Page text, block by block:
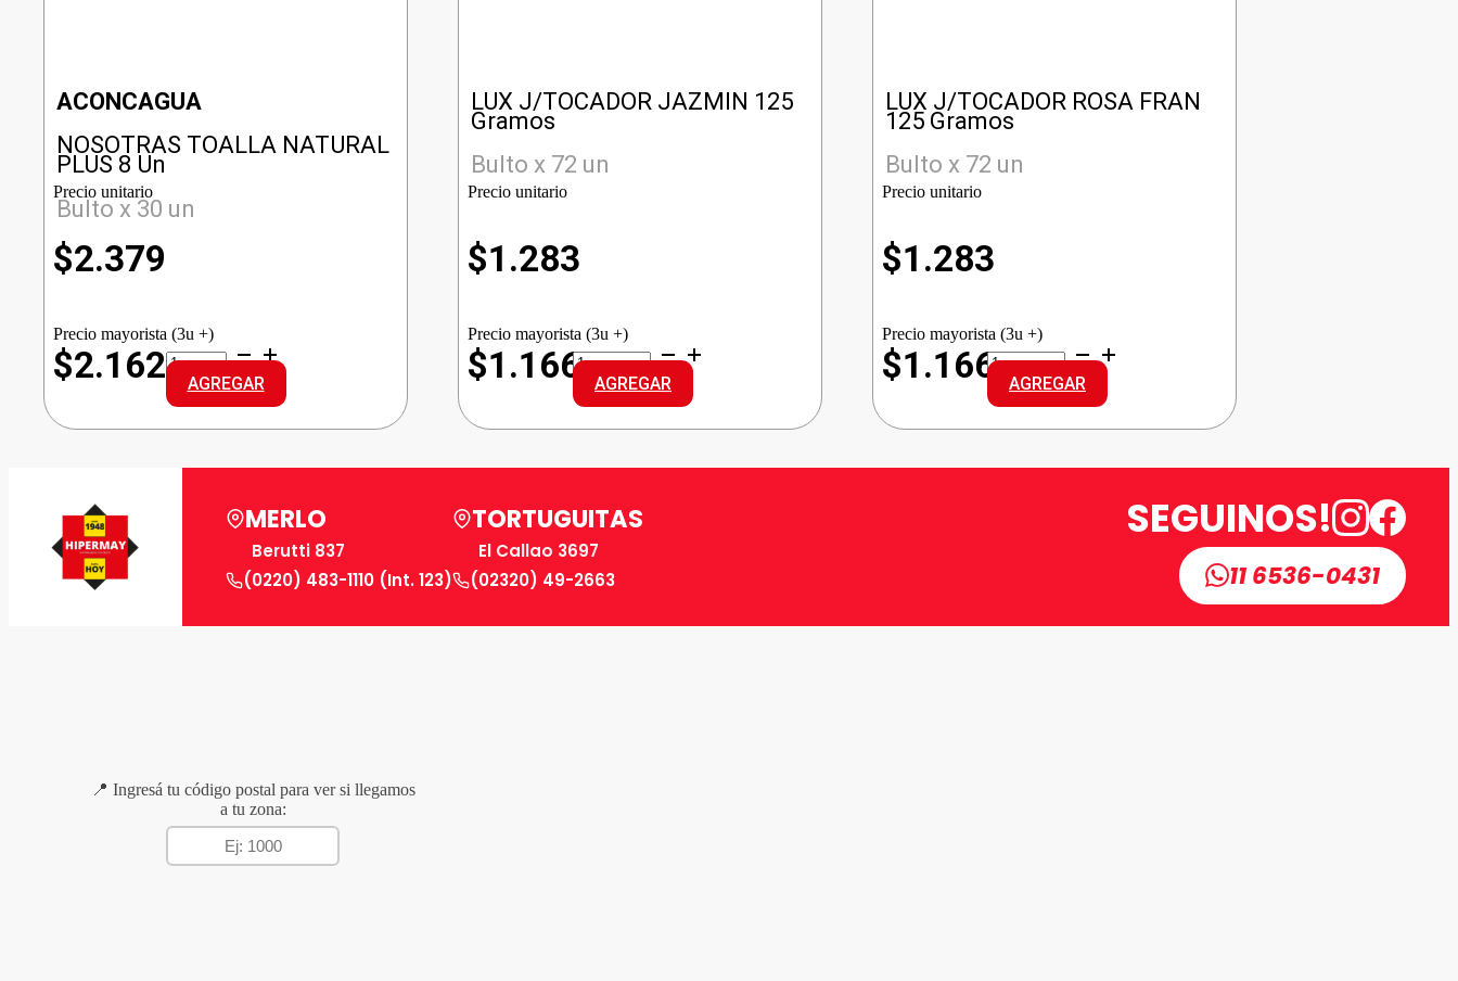
ACONCAGUA
NOSOTRAS TOALLA NATURAL
PLUS 8 Un
Bulto x 30 un
Precio unitario
$2.379
Precio mayorista (3u +)
$2.162NOSOTRAS
TOALLA
NATURAL
PLUS
cantidad
AGREGAR
LUX J/TOCADOR JAZMIN 125
Gramos
Bulto x 72 un
Precio unitario
$1.283
Precio mayorista (3u +)
$1.166LUX
J/TOCADOR
JAZMIN
cantidad
AGREGAR
LUX J/TOCADOR ROSA FRAN
125 Gramos
Bulto x 72 un
Precio unitario
$1.283
Precio mayorista (3u +)
$1.166LUX
J/TOCADOR
ROSA
FRAN
cantidad
AGREGAR
MERLO
Berutti 837
(0220) 483-1110 (Int. 123)
TORTUGUITAS
El Callao 3697
(02320) 49-2663
SEGUINOS!
11 6536-0431
📍 Ingresá tu código postal para ver si llegamos
a tu zona: